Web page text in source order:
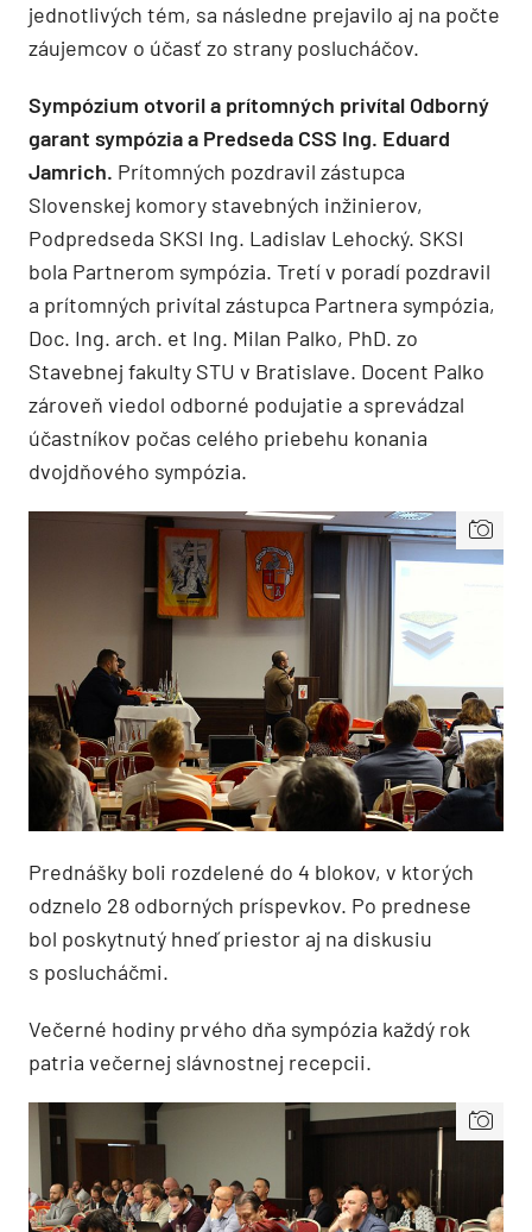
jednotlivých tém, sa následne prejavilo aj na počte
záujemcov o účasť zo strany poslucháčov.
Sympózium otvoril a prítomných privítal Odborný
garant sympózia a Predseda CSS Ing. Eduard
Jamrich. Prítomných pozdravil zástupca
Slovenskej komory stavebných inžinierov,
Podpredseda SKSI Ing. Ladislav Lehocký. SKSI
bola Partnerom sympózia. Tretí v poradí pozdravil
a prítomných privítal zástupca Partnera sympózia,
Doc. Ing. arch. et Ing. Milan Palko, PhD. zo
Stavebnej fakulty STU v Bratislave. Docent Palko
zároveň viedol odborné podujatie a sprevádzal
účastníkov počas celého priebehu konania
dvojdňového sympózia.
Prednášky boli rozdelené do 4 blokov, v ktorých
odznelo 28 odborných príspevkov. Po prednese
bol poskytnutý hneď priestor aj na diskusiu
s poslucháčmi.
Večerné hodiny prvého dňa sympózia každý rok
patria večernej slávnostnej recepcii.